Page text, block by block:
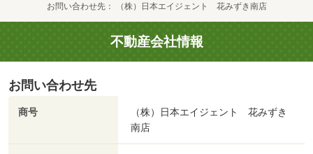
お問い合わせ先 （株）日本エイジェント 花みずき南店
不動産会社情報
お問い合わせ先
商号
（株）日本エイジェント 花みずき
南店